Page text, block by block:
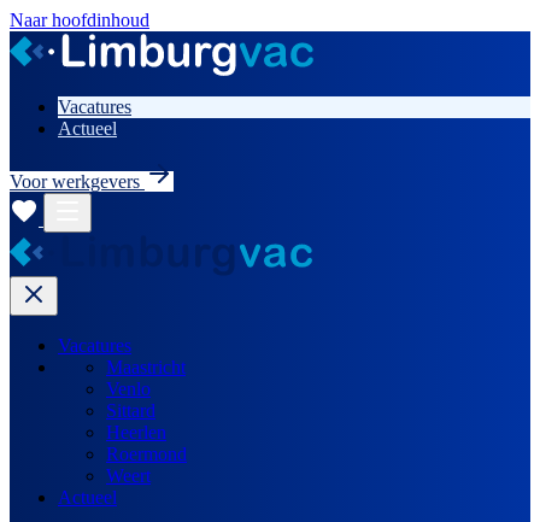
Naar hoofdinhoud
Vacatures
Actueel
Voor werkgevers
Vacatures
Maastricht
Venlo
Sittard
Heerlen
Roermond
Weert
Actueel